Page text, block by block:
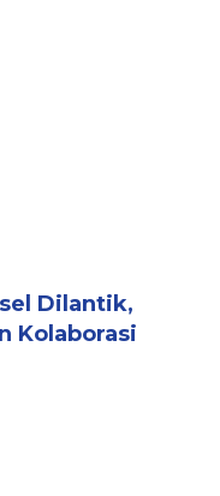
Dilantik,
Kolaborasi